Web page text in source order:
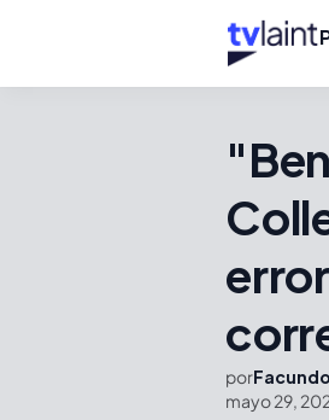
por
mayo 29,